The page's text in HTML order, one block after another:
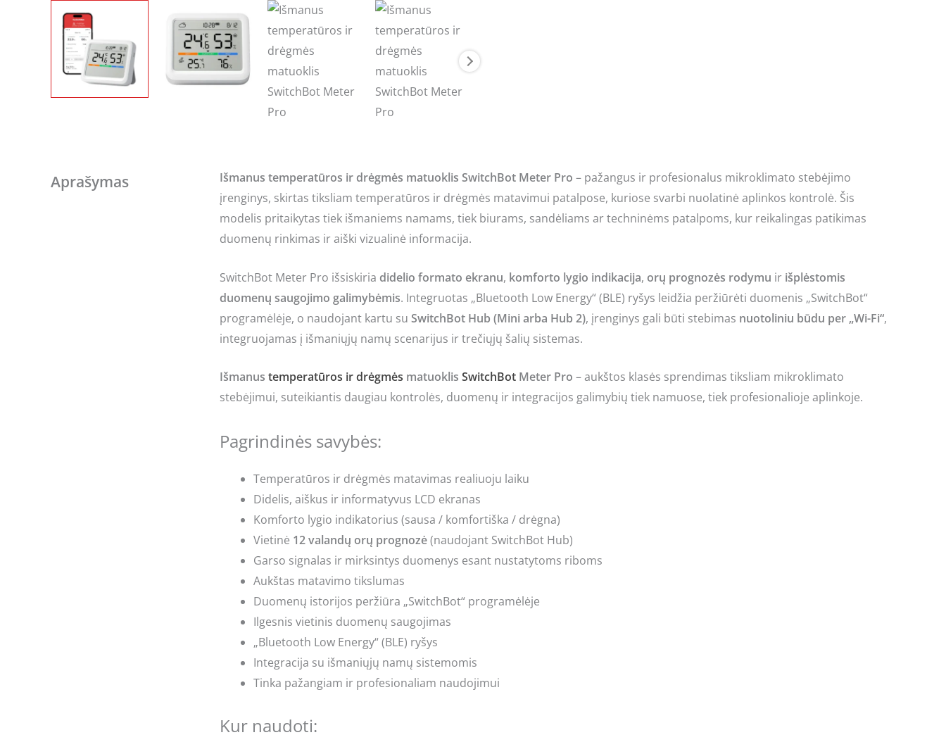
Aprašymas Išmanus temperatūros ir drėgmės matuoklis SwitchBot Meter Pro – pažangus ir profesionalus mikroklimato stebėjimo
įrenginys, skirtas tiksliam temperatūros ir drėgmės matavimui patalpose, kuriose svarbi nuolatinė aplinkos kontrolė. Šis
modelis pritaikytas tiek išmaniems namams, tiek biurams, sandėliams ar techninėms patalpoms, kur reikalingas patikimas
duomenų rinkimas ir aiški vizualinė informacija.
SwitchBot Meter Pro išsiskiria didelio formato ekranu, komforto lygio indikacija, orų prognozės rodymu ir išplėstomis
duomenų saugojimo galimybėmis. Integruotas „Bluetooth Low Energy“ (BLE) ryšys leidžia peržiūrėti duomenis „SwitchBot“
programėlėje, o naudojant kartu su SwitchBot Hub (Mini arba Hub 2), įrenginys gali būti stebimas nuotoliniu būdu per „Wi-Fi“,
integruojamas į išmaniųjų namų scenarijus ir trečiųjų šalių sistemas.
Išmanus temperatūros ir drėgmės matuoklis SwitchBot Meter Pro – aukštos klasės sprendimas tiksliam mikroklimato
stebėjimui, suteikiantis daugiau kontrolės, duomenų ir integracijos galimybių tiek namuose, tiek profesionalioje aplinkoje.
Pagrindinės savybės:
Temperatūros ir drėgmės matavimas realiuoju laiku
Didelis, aiškus ir informatyvus LCD ekranas
Komforto lygio indikatorius (sausa / komfortiška / drėgna)
Vietinė 12 valandų orų prognozė(naudojant SwitchBot Hub)
Garso signalas ir mirksintys duomenys esant nustatytoms riboms
Aukštas matavimo tikslumas
Duomenų istorijos peržiūra „SwitchBot“ programėlėje
Ilgesnis vietinis duomenų saugojimas
„Bluetooth Low Energy“ (BLE) ryšys
Integracija su išmaniųjų namų sistemomis
Tinka pažangiam ir profesionaliam naudojimui
Kur naudoti: